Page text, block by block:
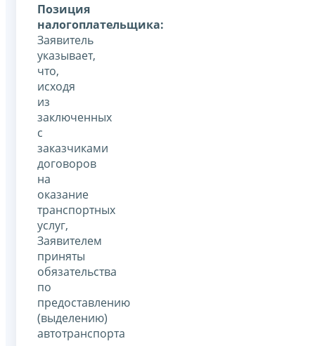
Позиция
налогоплательщика:
Заявитель
указывает,
что,
исходя
из
заключенных
с
заказчиками
договоров
на
оказание
транспортных
услуг,
Заявителем
приняты
обязательства
по
предоставлению
(выделению)
автотранспорта